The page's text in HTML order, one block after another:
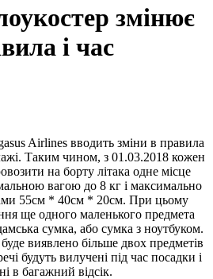
змінює
і час
Airlines вводить зміни в правила
Таким чином, з 01.03.2018 кожен
на борту літака одне місце
вагою до 8 кг і максимально
55см * 40см * 20см. При цьому
ще одного маленького предмета
сумка, або сумка з ноутбуком.
виявлено більше двох предметів
будуть вилучені під час посадки і
в багажний відсік.